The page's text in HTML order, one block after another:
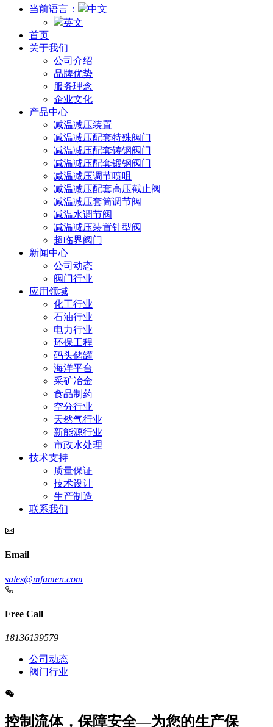
当前语言：
中文
英文
首页
关于我们
公司介绍
品牌优势
服务理念
企业文化
产品中心
减温减压装置
减温减压配套特殊阀门
减温减压配套铸钢阀门
减温减压配套锻钢阀门
减温减压调节喷咀
减温减压配套高压截止阀
减温减压套筒调节阀
减温水调节阀
减温减压装置针型阀
超临界阀门
新闻中心
公司动态
阀门行业
应用领域
化工行业
石油行业
电力行业
环保工程
码头储罐
海洋平台
采矿冶金
食品制药
空分行业
天然气行业
新能源行业
市政水处理
技术支持
质量保证
技术设计
生产制造
联系我们
Email
sales@mfamen.com
Free Call
18136139579
公司动态
阀门行业
控制流体，保障安全—为您的生产保